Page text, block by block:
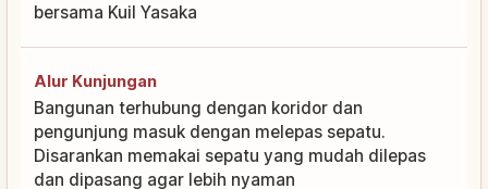
bersama Kuil Yasaka
Alur Kunjungan
Bangunan terhubung dengan koridor dan
pengunjung masuk dengan melepas sepatu.
Disarankan memakai sepatu yang mudah dilepas
dan dipasang agar lebih nyaman